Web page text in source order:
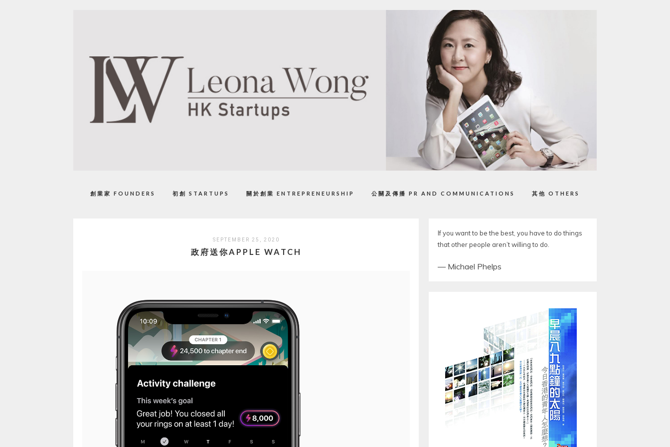
創業家 FOUNDERS 初創 STARTUPS 關於創業 ENTREPRENEURSHIP 公關及傳播 PR AND COMMUNICATIONS 其他 OTHERS
SEPTEMBER 25, 2020
政府送你APPLE WATCH
If you want to be the best, you have to do things
that other people aren’t willing to do.
— Michael Phelps